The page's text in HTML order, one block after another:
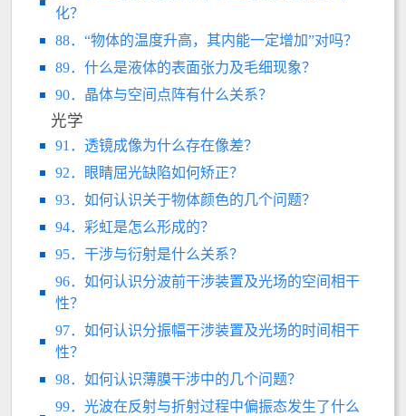
化？
88．“物体的温度升高，其内能一定增加”对吗？
89．什么是液体的表面张力及毛细现象？
90．晶体与空间点阵有什么关系？
光学
91．透镜成像为什么存在像差？
92．眼睛屈光缺陷如何矫正？
93．如何认识关于物体颜色的几个问题？
94．彩虹是怎么形成的？
95．干涉与衍射是什么关系？
96．如何认识分波前干涉装置及光场的空间相干
性？
97．如何认识分振幅干涉装置及光场的时间相干
性？
98．如何认识薄膜干涉中的几个问题？
99．光波在反射与折射过程中偏振态发生了什么